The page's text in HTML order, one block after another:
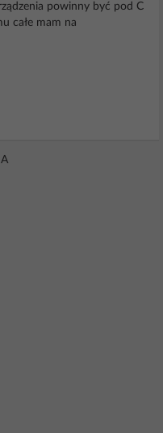
powinny być pod C
całe mam na